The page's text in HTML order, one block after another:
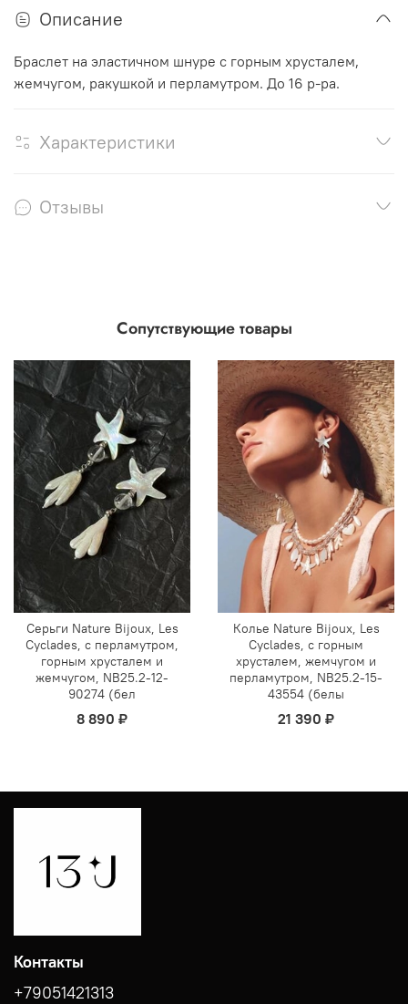
Описание
Браслет на эластичном шнуре с горным хрусталем,
жемчугом, ракушкой и перламутром. До 16 р-ра.
Характеристики
Отзывы
Сопутствующие товары
Серьги Nature Bijoux, Les
Cyclades, с перламутром,
горным хрусталем и
жемчугом, NB25.2-12-
90274 (бел
8 890 ₽
Колье Nature Bijoux, Les
Cyclades, с горным
хрусталем, жемчугом и
перламутром, NB25.2-15-
43554 (белы
21 390 ₽
Контакты
+79051421313